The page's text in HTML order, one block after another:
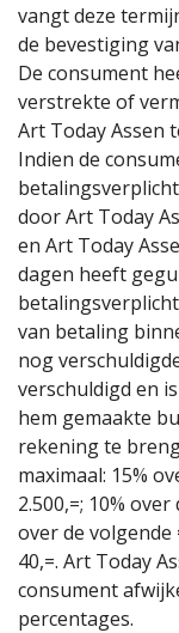
vangt deze
de bevestiging
De consument
verstrekte of
Art Today Assen
Indien de
door Art Today
en Art Today
dagen heeft
van betaling
nog
verschuldigd en
hem gemaakte
rekening te
maximaal: 15%
2.500,=; 10%
over de volgende
40,=. Art Today
consument
percentages.